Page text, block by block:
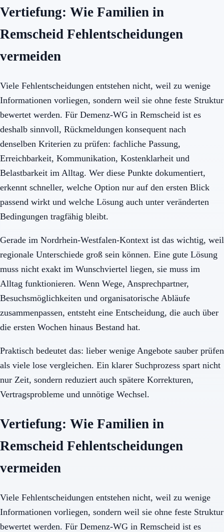
Vertiefung: Wie Familien in
Remscheid Fehlentscheidungen
vermeiden
Viele Fehlentscheidungen entstehen nicht, weil zu wenige
Informationen vorliegen, sondern weil sie ohne feste Struktur
bewertet werden. Für Demenz-WG in Remscheid ist es
deshalb sinnvoll, Rückmeldungen konsequent nach
denselben Kriterien zu prüfen: fachliche Passung,
Erreichbarkeit, Kommunikation, Kostenklarheit und
Belastbarkeit im Alltag. Wer diese Punkte dokumentiert,
erkennt schneller, welche Option nur auf den ersten Blick
passend wirkt und welche Lösung auch unter veränderten
Bedingungen tragfähig bleibt.
Gerade im Nordrhein-Westfalen-Kontext ist das wichtig, weil
regionale Unterschiede groß sein können. Eine gute Lösung
muss nicht exakt im Wunschviertel liegen, sie muss im
Alltag funktionieren. Wenn Wege, Ansprechpartner,
Besuchsmöglichkeiten und organisatorische Abläufe
zusammenpassen, entsteht eine Entscheidung, die auch über
die ersten Wochen hinaus Bestand hat.
Praktisch bedeutet das: lieber wenige Angebote sauber prüfen
als viele lose vergleichen. Ein klarer Suchprozess spart nicht
nur Zeit, sondern reduziert auch spätere Korrekturen,
Vertragsprobleme und unnötige Wechsel.
Vertiefung: Wie Familien in
Remscheid Fehlentscheidungen
vermeiden
Viele Fehlentscheidungen entstehen nicht, weil zu wenige
Informationen vorliegen, sondern weil sie ohne feste Struktur
bewertet werden. Für Demenz-WG in Remscheid ist es